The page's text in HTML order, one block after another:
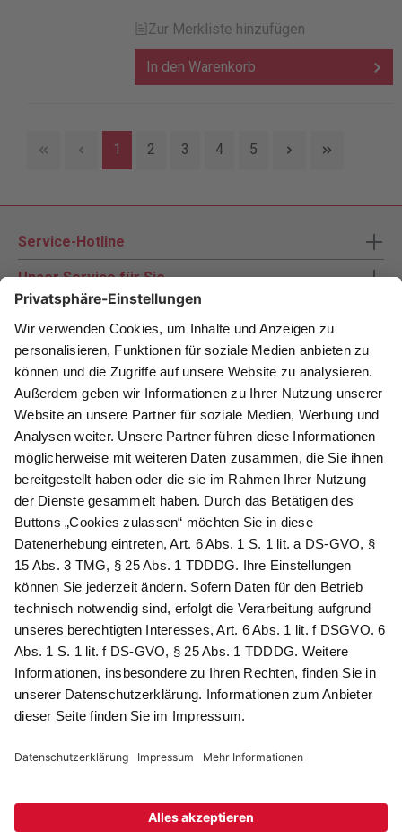
Zur Merkliste hinzufügen
In den Warenkorb
1 2 3 4 5
Service-Hotline
Unser Service für Sie
Zahlungsarten
Newsletter abonnieren
Als Dankeschön für Ihr D&K Newsletter-Abo
erhalten Sie ein 10 € -Gutschein:
Das sind Ihre Vorteile
@ Newsletter Abonnieren
Wir verarbeiten Ihre Daten gemäß unserer
Datenschutzerklärung .
Preise zzgl. gesetzlich gültiger MwSt., zzgl.